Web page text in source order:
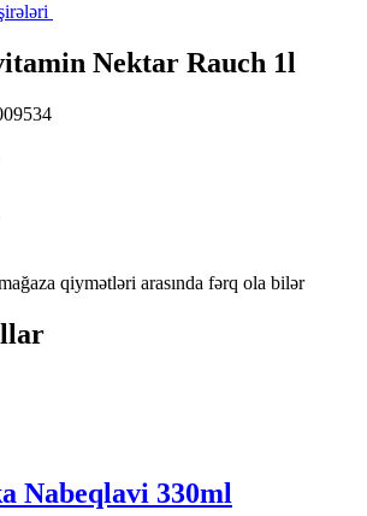
Nektar Rauch 1l
qiymətləri arasında fərq ola bilər
Nabeqlavi 330ml